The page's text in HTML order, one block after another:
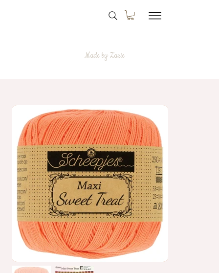
Made by Zazie